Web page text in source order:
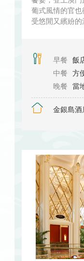
葡式風情的官
受悠閒又繽紛的
早餐
飯
中餐
方
晚餐
當
金銀島酒